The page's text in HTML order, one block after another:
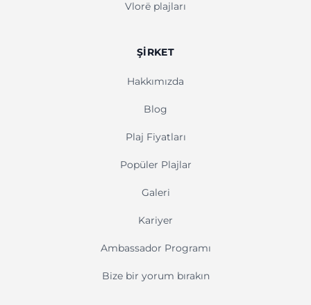
Vlorë plajları
ŞIRKET
Hakkımızda
Blog
Plaj Fiyatları
Popüler Plajlar
Galeri
Kariyer
Ambassador Programı
Bize bir yorum bırakın